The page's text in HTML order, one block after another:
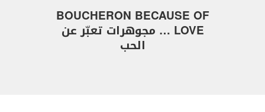
BOUCHERON BECAUSE OF
LOVE … مجوهرات تعبّر عن
الحب